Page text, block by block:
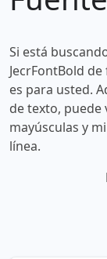
Si está
JecrFontBold
es para usted.
de texto, puede
mayúsculas y
línea.